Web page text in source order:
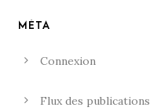
MÉTA
Connexion
Flux des publications